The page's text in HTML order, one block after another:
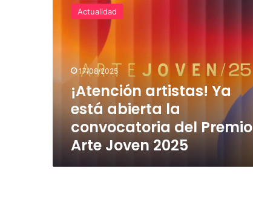
artistas!
convocatoria
Premio
Actualidad
17/08/2025
¡Atención artistas! Ya
está abierta la
convocatoria del Premio
Arte Joven 2025